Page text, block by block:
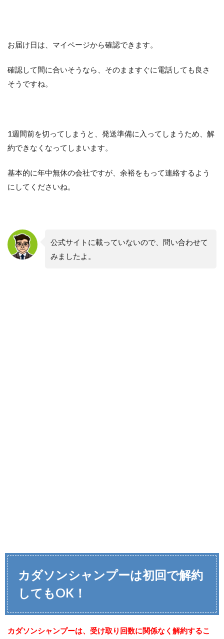
お届け日は、マイページから確認できます。
確認して間に合いそうなら、そのまますぐに電話しても良さ
そうですね。
1週間前を切ってしまうと、発送準備に入ってしまうため、解
約できなくなってしまいます。
基本的に年中無休の会社ですが、余裕をもって連絡するよう
にしてくださいね。
公式サイトに載っていないので、問い合わせて
みましたよ。
カダソンシャンプーは初回で解約
してもOK！
カダソンシャンプーは、受け取り回数に関係なく解約するこ